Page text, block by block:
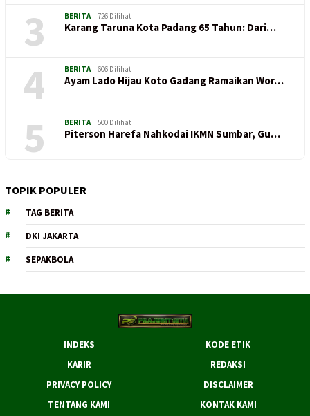
3 BERITA 726 Dilihat
Karang Taruna Kota Padang 65 Tahun: Dari…
4 BERITA 606 Dilihat
Ayam Lado Hijau Koto Gadang Ramaikan Wor…
5 BERITA 500 Dilihat
Piterson Harefa Nahkodai IKMN Sumbar, Gu…
TOPIK POPULER
TAG BERITA
DKI JAKARTA
SEPAKBOLA
INDEKS
KODE ETIK
KARIR
REDAKSI
PRIVACY POLICY
DISCLAIMER
TENTANG KAMI
KONTAK KAMI